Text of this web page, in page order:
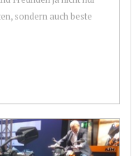
sondern auch beste